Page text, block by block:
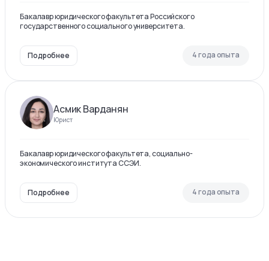
Бакалавр юридического факультета Российского
государственного социального университета.
Подробнее 4 года опыта
Асмик Варданян
Юрист
Бакалавр юридического факультета, социально-
экономического института ССЭИ.
Подробнее 4 года опыта